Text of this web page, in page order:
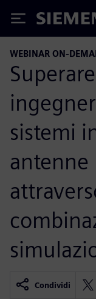
Siemens
WEBINAR ON-
sistemi
antenne
Condividi